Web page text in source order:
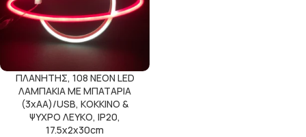
ΠΛΑΝΗΤΗΣ, 108 NEON LED
ΛΑΜΠΑΚΙΑ ΜΕ ΜΠΑΤΑΡΙΑ
(3xAA)/USB, KOKKINO &
ΨΥΧΡΟ ΛΕΥΚΟ, IP20,
17.5x2x30cm